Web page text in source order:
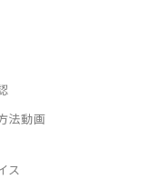
法動画
ス